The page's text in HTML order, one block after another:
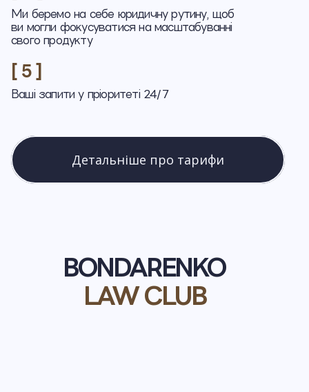
Ми беремо на себе юридичну рутину, щоб
ви могли фокусуватися на масштабуванні
свого продукту
[ 5 ]
Ваші запити у пріоритеті 24/7
Детальніше про тарифи
BONDARENKO
LAW CLUB